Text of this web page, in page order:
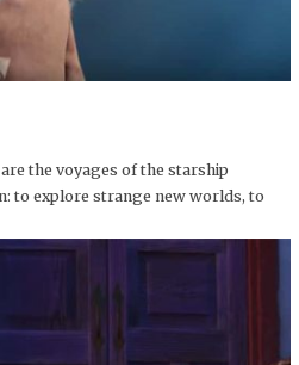
the voyages of the starship
to explore strange new worlds, to